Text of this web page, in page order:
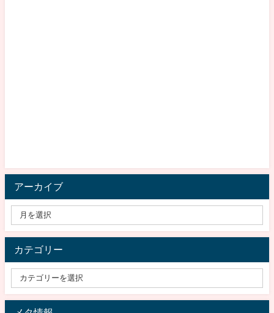
アーカイブ
カテゴリー